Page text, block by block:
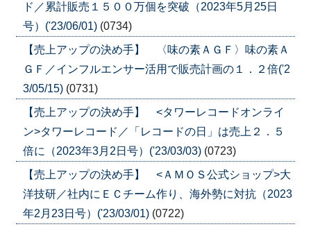
ド／累計販売１５００万個を突破（2023年5月25日
号）('23/06/01) (0734)
【売上アップの決め手】 〈味の素ＡＧＦ〉味の素Ａ
ＧＦ／インフルエンサー活用で販売計画の１．２倍('2
3/05/15) (0731)
【売上アップの決め手】 <タワーレコードオンライ
ン>タワーレコード／「レコードの日」は売上２．５
倍に（2023年3月2日号）('23/03/03) (0723)
【売上アップの決め手】 <ＡＭＯＳ公式ショップ>大
洋技研／社内にＥＣチーム作り、海外勢に対抗（2023
年2月23日号）('23/03/01) (0722)